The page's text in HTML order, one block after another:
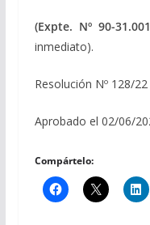
(Expte. Nº 90-
inmediato).
Resolución Nº 128/22
Aprobado el 02/06/
Compártelo: